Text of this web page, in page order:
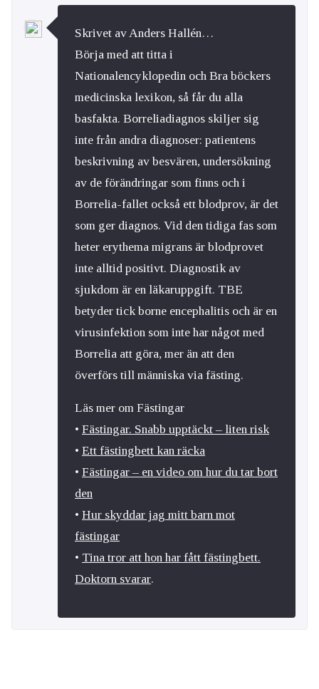
Skrivet av Anders Hallén…
Börja med att titta i
Nationalencyklopedin och Bra böckers
medicinska lexikon, så får du alla
basfakta. Borreliadiagnos skiljer sig
inte från andra diagnoser: patientens
beskrivning av besvären, undersökning
av de förändringar som finns och i
Borrelia-fallet också ett blodprov, är det
som ger diagnos. Vid den tidiga fas som
heter erythema migrans är blodprovet
inte alltid positivt. Diagnostik av
sjukdom är en läkaruppgift. TBE
betyder tick borne encephalitis och är en
virusinfektion som inte har något med
Borrelia att göra, mer än att den
överförs till människa via fästing.
Läs mer om Fästingar
• Fästingar. Snabb upptäckt – liten risk
• Ett fästingbett kan räcka
• Fästingar – en video om hur du tar bort
den
• Hur skyddar jag mitt barn mot
fästingar
• Tina tror att hon har fått fästingbett.
Doktorn svarar.